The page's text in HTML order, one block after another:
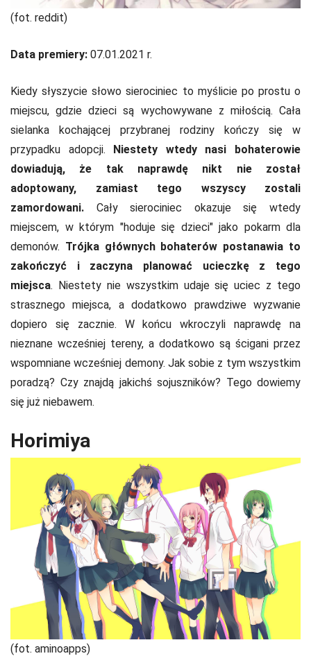
(fot. reddit)
Data premiery: 07.01.2021 r.
Kiedy słyszycie słowo sierociniec to myślicie po prostu o
miejscu, gdzie dzieci są wychowywane z miłością. Cała
sielanka kochającej przybranej rodziny kończy się w
przypadku adopcji.
Niestety wtedy nasi bohaterowie
dowiadują, że tak naprawdę nikt nie został
adoptowany, zamiast tego wszyscy zostali
zamordowani. Cały sierociniec okazuje się wtedy
miejscem, w którym "hoduje się dzieci" jako pokarm dla
demonów. Trójka głównych bohaterów postanawia to
zakończyć i zaczyna planować ucieczkę z tego
miejsca. Niestety nie wszystkim udaje się uciec z tego
strasznego miejsca, a dodatkowo prawdziwe wyzwanie
dopiero się zacznie. W końcu wkroczyli naprawdę na
nieznane wcześniej tereny, a dodatkowo są ścigani przez
wspomniane wcześniej demony. Jak sobie z tym wszystkim
poradzą? Czy znajdą jakichś sojuszników? Tego dowiemy
się już niebawem.
Horimiya
(fot. aminoapps)